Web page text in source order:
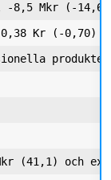
Mkr (-14,6)
Kr (-0,70)
(41,1) och